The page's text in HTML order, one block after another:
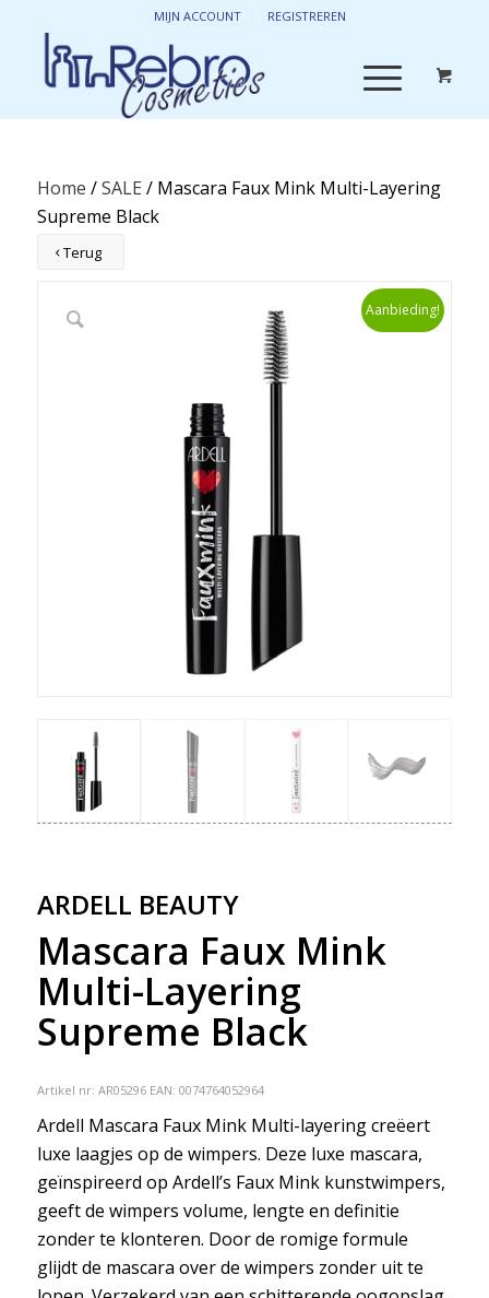
MIJN ACCOUNT REGISTREREN
Home /SALE / Mascara Faux Mink Multi-Layering
Supreme Black
Terug
Aanbieding!
ARDELL BEAUTY
Mascara Faux Mink
Multi-Layering
Supreme Black
Artikel nr: AR05296 EAN: 0074764052964
Ardell Mascara Faux Mink Multi-layering creëert
luxe laagjes op de wimpers. Deze luxe mascara,
geïnspireerd op Ardell’s Faux Mink kunstwimpers,
geeft de wimpers volume, lengte en definitie
zonder te klonteren. Door de romige formule
glijdt de mascara over de wimpers zonder uit te